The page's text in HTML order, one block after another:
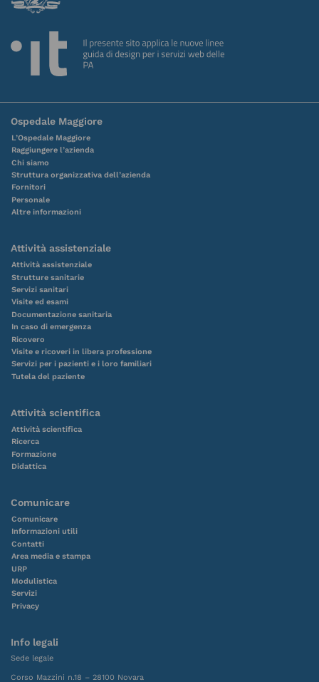
Ospedale Maggiore
L’Ospedale Maggiore
Raggiungere l’azienda
Chi siamo
Struttura organizzativa dell’azienda
Fornitori
Personale
Altre informazioni
Attività assistenziale
Attività assistenziale
Strutture sanitarie
Servizi sanitari
Visite ed esami
Documentazione sanitaria
In caso di emergenza
Ricovero
Visite e ricoveri in libera professione
Servizi per i pazienti e i loro familiari
Tutela del paziente
Attività scientifica
Attività scientifica
Ricerca
Formazione
Didattica
Comunicare
Comunicare
Informazioni utili
Contatti
Area media e stampa
URP
Modulistica
Servizi
Privacy
Info legali
Sede legale
Corso Mazzini n.18 – 28100 Novara